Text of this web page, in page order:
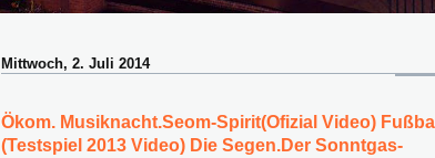
Mittwoch, 2. Juli 2014
Ökom. Musiknacht.Seom-Spirit(Ofizial Video) Fußball
(Testspiel 2013 Video) Die Segen.Der Sonntgas-